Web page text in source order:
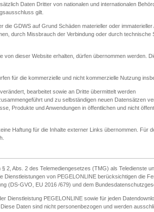
Daten Dritter von nationalen und internationalen
gilt.
die GDWS auf Grund Schäden materieller oder immaterieller
durch Missbrauch der Verbindung oder durch technische
von dieser Website erhalten, dürfen übernommen werden.
für die kommerzielle und nicht kommerzielle Nutzung
bearbeitet sowie an Dritte übermittelt werden
und zu selbständigen neuen Datensätzen
Produkte und Anwendungen in öffentlichen und nicht
Haftung für die Inhalte externer Links übernommen. Für
2, Abs. 2 des Telemediengesetzes (TMG) als Teledienste
Dienstleistungen von PEGELONLINE berücksichtigen die
(DS-GVO, EU 2016 /679) und dem
Dienstleistung PEGELONLINE sowie für jeden
Daten sind nicht personenbezogen und werden